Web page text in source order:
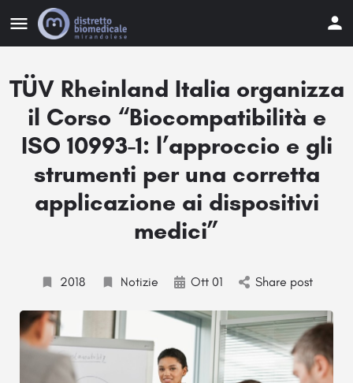
TÜV Rheinland Italia organizza
il Corso “Biocompatibilità e
ISO 10993-1: l’approccio e gli
strumenti per una corretta
applicazione ai dispositivi
medici”
2018 Notizie Ott 01 Share post